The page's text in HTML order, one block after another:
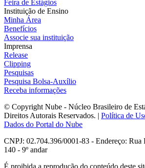
Feira de Estágios
Instituição de Ensino
Minha Área
Benefícios
Associe sua instituição
Imprensa
Release
Clipping
Pesquisas
Pesquisa Bolsa-Auxílio
Receba informações
© Copyright Nube - Núcleo Brasileiro de
Direitos Autorais Reservados. | Política de
Dados do Portal do Nube
CNPJ: 02.704.396/0001-83 - Endereço: Rua
140 - 9º andar
É proibida a reprodução do conteúdo deste